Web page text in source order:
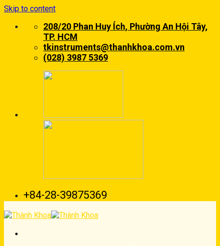
Skip to content
208/20 Phan Huy Ích, Phường An Hội Tây,
TP. HCM
tkinstruments@thanhkhoa.com.vn
(028) 3987 5369
+84-28-39875369